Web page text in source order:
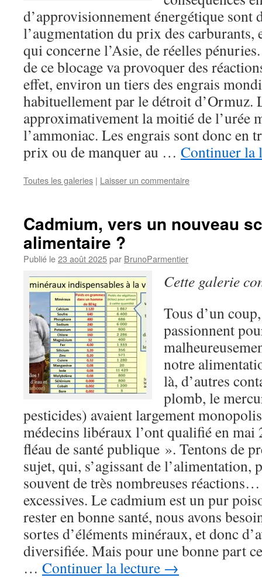
d’approvisionnement énergétique
l’augmentation du prix des carburants,
qui concerne l’Asie, de réelles
de ce blocage va provoquer des
effet, environ un tiers des engrais
habituellement par le détroit d’Ormuz.
approximativement la moitié de l’urée
l’ammoniac. Les engrais sont donc en
prix ou de manquer au … Continuer la
Toutes les galeries | Laisser un commentaire
Cadmium, vers un nouveau
alimentaire ?
Publié le23 août 2025par BrunoParmentier
Cette galerie
Tous d’un
passionnent
notre
là, d’autres
plomb, le
pesticides) avaient largement
médecins libéraux l’ont qualifié en
fléau de santé publique ». Tentons de
sujet, qui, s’agissant de l’alimentation,
souvent de très nombreuses
excessives. Le cadmium est un pur
rester en bonne santé, nous avons
sortes d’éléments minéraux, et donc
diversifiée. Mais pour une bonne part
… Continuer la lecture →